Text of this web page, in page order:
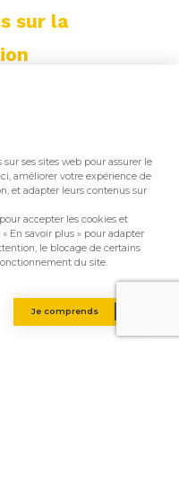
ses sites web pour assurer le
améliorer votre expérience de
et adapter leurs contenus sur
accepter les cookies et
En savoir plus » pour adapter
le blocage de certains
du site.
Je comprends
sur la
du bois
mixte :